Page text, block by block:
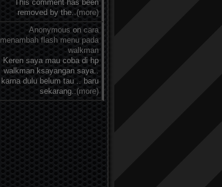
This comment has been
removed by the..(more)
Anonymouson cara
menambah flash menu pada
walkman
Keren saya mau coba di hp
walkman ksayangan saya..
karna dulu belum tau .. baru
sekarang..(more)